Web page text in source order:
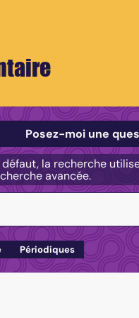
Posez-moi une
la recherche
avancée.
Périodiques